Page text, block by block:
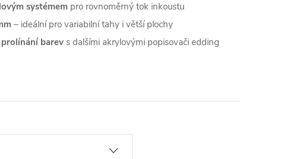
systémem pro rovnoměrný tok inkoustu
– ideální pro variabilní tahy i větší plochy
barev s dalšími akrylovými popisovači edding